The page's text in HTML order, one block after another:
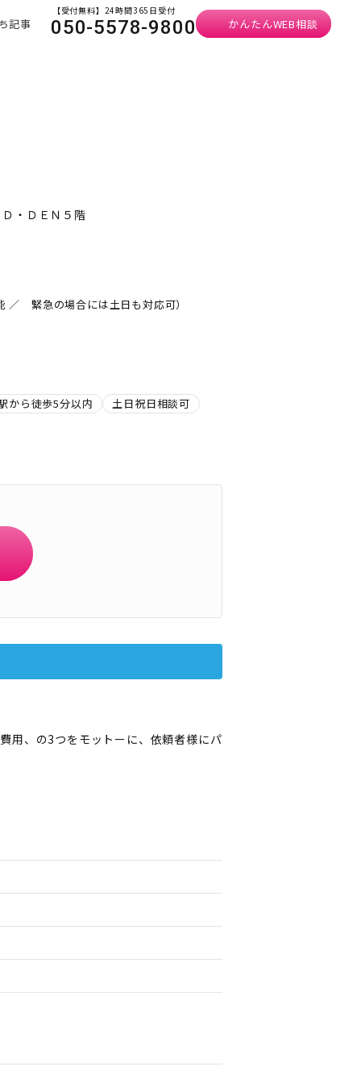
記事
【受付無料】24時間365日受付
050-5578-9800 かんたんWEB相談
・ＤＥＮ５階
／ 緊急の場合には土日も対応可）
から徒歩5分以内 土日祝日相談可
用、の3つをモットーに、依頼者様にパ